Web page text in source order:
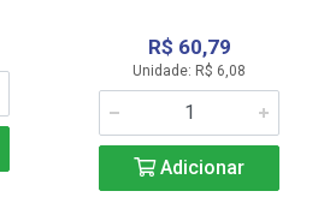
R$ 60,79
Unidade: R$ 6,08
Adicionar